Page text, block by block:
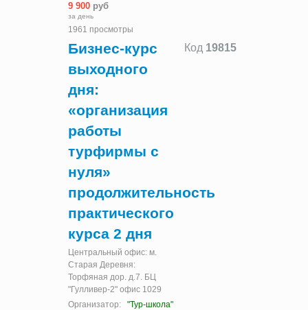
9 900 руб
за день
1961 просмотры
Код 19815
Бизнес-курс
выходного
дня:
«организация
работы
турфирмы с
нуля»
продолжительность
практического
курса 2 дня
Центральный офис: м.
Старая Деревня:
Торфяная дор. д.7. БЦ
"Гулливер-2" офис 1029
Организатор:
"Тур-школа"